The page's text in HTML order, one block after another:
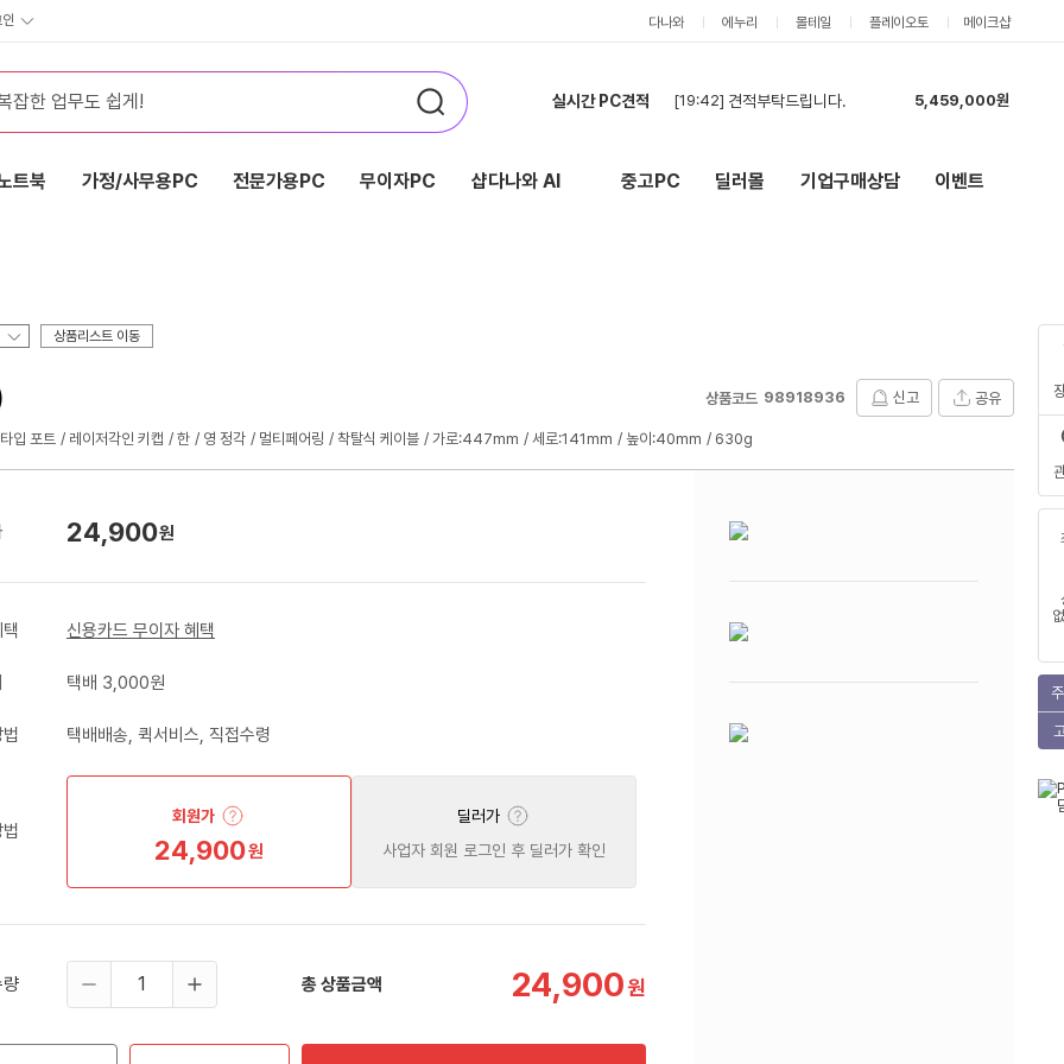
다나와 에누리 몰테일 플레이오토 메이크샵
실시간 PC견적 [19:35] 견적부탁드립니다.
5,404,000원
[17:57]
1,835,000원
5,459,000원
트북 가정/사무용PC 전문가용PC 무이자PC 샵다나와 AI 중고PC 딜러몰 기업구매상담 이벤트
상품리스트 이동
상품코드 98918936 신고 공유
입 포트 레이저각인 키캡 한 영 정각 멀티페어링 착탈식 케이블 가로:447mm 세로:141mm 높이:40mm 630g
24,900원
신용카드 무이자 혜택
택배 3,000원
택배배송, 퀵서비스, 직접수령
회원가
24,900원
딜러가
사업자 회원 로그인 후 딜러가 확인
량 총 상품금액 24,900원